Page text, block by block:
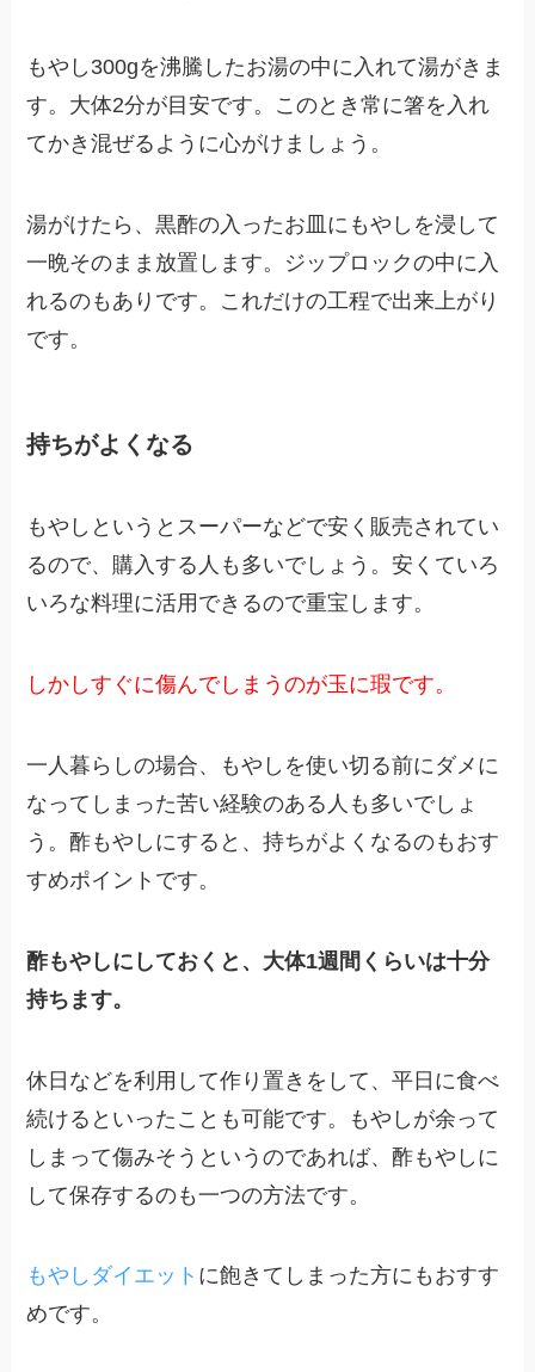
もやし300gを沸騰したお湯の中に入れて湯がきま
す。大体2分が目安です。このとき常に箸を入れ
てかき混ぜるように心がけましょう。
湯がけたら、黒酢の入ったお皿にもやしを浸して
一晩そのまま放置します。ジップロックの中に入
れるのもありです。これだけの工程で出来上がり
です。
持ちがよくなる
もやしというとスーパーなどで安く販売されてい
るので、購入する人も多いでしょう。安くていろ
いろな料理に活用できるので重宝します。
しかしすぐに傷んでしまうのが玉に瑕です。
一人暮らしの場合、もやしを使い切る前にダメに
なってしまった苦い経験のある人も多いでしょ
う。酢もやしにすると、持ちがよくなるのもおす
すめポイントです。
酢もやしにしておくと、大体1週間くらいは十分
持ちます。
休日などを利用して作り置きをして、平日に食べ
続けるといったことも可能です。もやしが余って
しまって傷みそうというのであれば、酢もやしに
して保存するのも一つの方法です。
もやしダイエット に飽きてしまった方にもおすす
めです。